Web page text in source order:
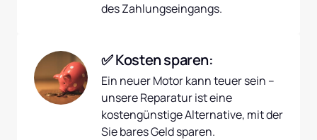
des Zahlungseingangs.
✅ Kosten sparen:
Ein neuer Motor kann teuer sein –
unsere Reparatur ist eine
kostengünstige Alternative, mit der
Sie bares Geld sparen.